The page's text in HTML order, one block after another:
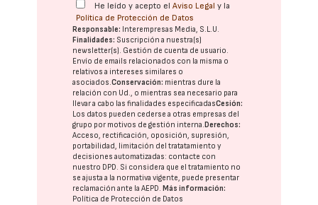
He leído y acepto elAviso Legal y la
Política de Protección de Datos
Responsable: Interempresas Media, S.L.U.
Finalidades: Suscripción a nuestra(s)
newsletter(s). Gestión de cuenta de usuario.
Envío de emails relacionados con la misma o
relativos a intereses similares o
asociados.Conservación: mientras dure la
relación con Ud., o mientras sea necesario para
llevar a cabo las finalidades especificadasCesión:
Los datos pueden cederse a otras empresas del
grupo por motivos de gestión interna. Derechos:
Acceso, rectificación, oposición, supresión,
portabilidad, limitación del tratatamiento y
decisiones automatizadas: contacte con
nuestro DPD. Si considera que el tratamiento no
se ajusta a la normativa vigente, puede presentar
reclamación ante laAEPD. Más información:
Política de Protección de Datos